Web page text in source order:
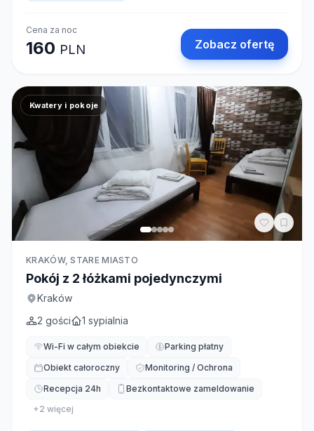
Cena za noc
160 PLN Zobacz ofertę
Kwatery i pokoje
KRAKÓW, STARE MIASTO
Pokój z 2 łóżkami pojedynczymi
Kraków
2 gości 1 sypialnia
Wi-Fi w całym obiekcie
Parking płatny
Obiekt całoroczny
Monitoring / Ochrona
Recepcja 24h
Bezkontaktowe zameldowanie
+2 więcej